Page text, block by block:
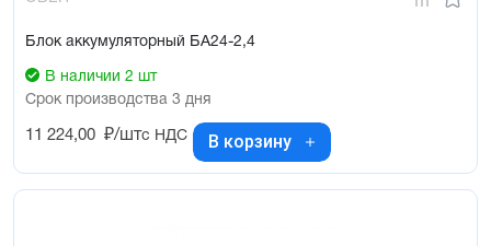
Блок аккумуляторный БА24-2,4
В наличии 2 шт
Срок производства 3 дня
11 224,00 ₽/штс НДС В корзину